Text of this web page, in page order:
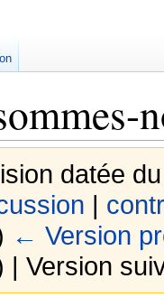
datée
|
← Version
| Version